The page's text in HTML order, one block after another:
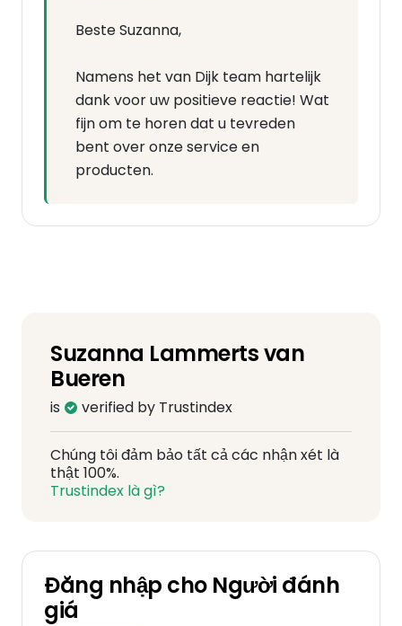
Beste Suzanna,
Namens het van Dijk team hartelijk
dank voor uw positieve reactie! Wat
fijn om te horen dat u tevreden
bent over onze service en
producten.
Suzanna Lammerts van
Bueren
is verified by Trustindex
Chúng tôi đảm bảo tất cả các nhận xét là
thật 100%.
Trustindex là gì?
Đăng nhập cho Người đánh
giá